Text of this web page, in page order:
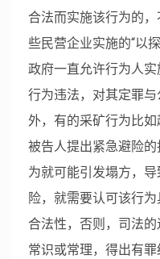
合法而实施该行为的
些民营企业实施的“以
政府一直允许行为人
行为违法，对其定罪
外，有的采矿行为比
被告人提出紧急避险
为就可能引发塌方，
险，就需要认可该行
合法性，否则，司法
常识或常理，得出有罪